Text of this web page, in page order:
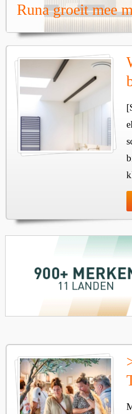
Runa groeit mee